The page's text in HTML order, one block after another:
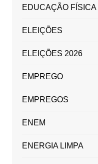
EDUCAÇÃO FÍSICA
ELEIÇÕES
ELEIÇÕES 2026
EMPREGO
EMPREGOS
ENEM
ENERGIA LIMPA